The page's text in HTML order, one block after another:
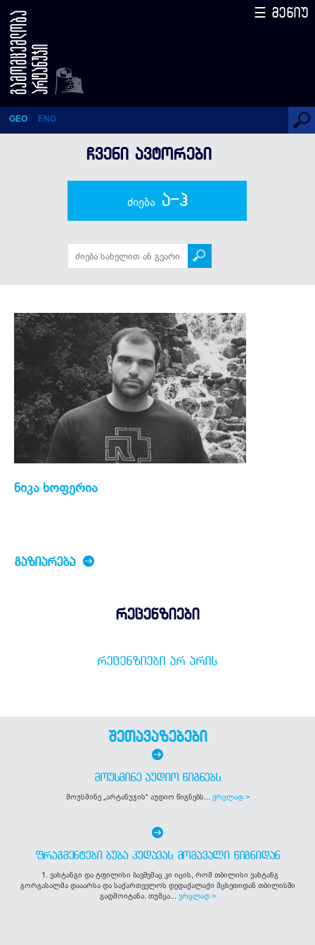
ნიკა ხოფერია
GEO ENG
☰ მენიუ
ᲩᲕᲔᲜᲘ ᲐᲕᲢᲝᲠᲔᲑᲘ
ძიება ა-ჰ
ნიკა ხოფერია
ᲒᲐᲖᲘᲐᲠᲔᲑᲐ
რეცენზიები
ᲠᲔᲪᲔᲜᲖᲘᲔᲑᲘ ᲐᲠ ᲐᲠᲘᲡ
შეთავაზებები
ᲛᲝᲣᲡᲛᲘᲜᲔ ᲐᲣᲓᲘᲝ ᲬᲘᲒᲜᲔᲑᲡ
მოუსმინე „არტანუჯის“ აუდიო წიგნებს... ვრცლად >
ᲤᲠᲐᲒᲛᲔᲜᲢᲔᲑᲘ ᲑᲣᲑᲐ ᲙᲣᲓᲐᲕᲐᲡ ᲛᲝᲛᲐᲕᲐᲚᲘ ᲬᲘᲒᲜᲘᲓᲐᲜ
1. ვახტანგი და ტფილისი ბავშვმაც კი იცის, რომ თბილისი ვახტანგ
გორგასალმა დააარსა და საქართველოს დედაქალაქი მცხეთიდან თბილისში
გადმოიტანა. თუმცა... ვრცლად >